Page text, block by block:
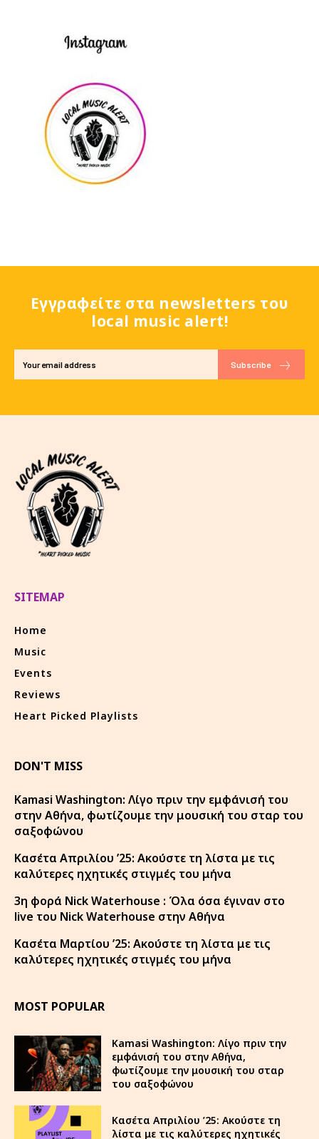
Εγγραφείτε στα newsletters του
local music alert!
Subscribe
SITEMAP
Home
Music
Events
Reviews
Heart Picked Playlists
DON'T MISS
Kamasi Washington: Λίγο πριν την εμφάνισή του
στην Αθήνα, φωτίζουμε την μουσική του σταρ του
σαξοφώνου
Κασέτα Απριλίου ’25: Ακούστε τη λίστα με τις
καλύτερες ηχητικές στιγμές του μήνα
3η φορά Nick Waterhouse : Όλα όσα έγιναν στο
live του Nick Waterhouse στην Αθήνα
Κασέτα Μαρτίου ’25: Ακούστε τη λίστα με τις
καλύτερες ηχητικές στιγμές του μήνα
MOST POPULAR
Kamasi Washington: Λίγο πριν την
εμφάνισή του στην Αθήνα,
φωτίζουμε την μουσική του σταρ
του σαξοφώνου
Κασέτα Απριλίου ’25: Ακούστε τη
λίστα με τις καλύτερες ηχητικές